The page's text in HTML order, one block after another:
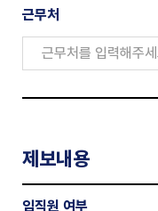
근무처
제보내용
임직원 여부